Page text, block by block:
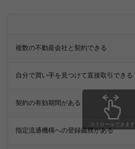
複数の不動産会社と契約できる
自分で買い手を見つけて直接取引できる
契約の有効期間がある
指定流通機構への登録義務がある
スクロールできます